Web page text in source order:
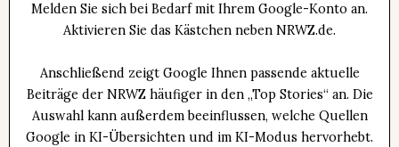
Melden Sie sich bei Bedarf mit Ihrem Google-Konto an.
Aktivieren Sie das Kästchen neben NRWZ.de.
Anschließend zeigt Google Ihnen passende aktuelle
Beiträge der NRWZ häufiger in den „Top Stories“ an. Die
Auswahl kann außerdem beeinflussen, welche Quellen
Google in KI-Übersichten und im KI-Modus hervorhebt.